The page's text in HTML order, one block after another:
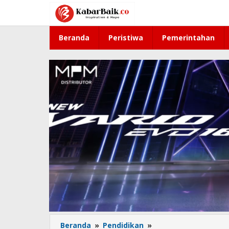
konten
Beranda Peristiwa Pemerintahan
Beranda » Pendidikan »